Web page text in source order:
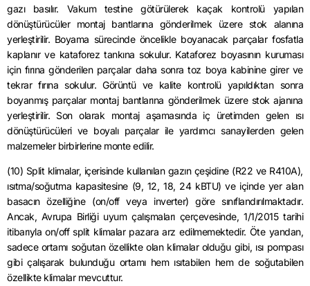
gazı basılır. Vakum testine götürülerek kaçak kontrolü yapılan
dönüştürücüler montaj bantlarına gönderilmek üzere stok alanına
yerleştirilir. Boyama sürecinde öncelikle boyanacak parçalar fosfatla
kaplanır ve kataforez tankına sokulur. Kataforez boyasının kuruması
için fırına gönderilen parçalar daha sonra toz boya kabinine girer ve
tekrar fırına sokulur. Görüntü ve kalite kontrolü yapıldıktan sonra
boyanmış parçalar montaj bantlarına gönderilmek üzere stok ajanına
yerleştirilir. Son olarak montaj aşamasında iç üretimden gelen ısı
dönüştürücüleri ve boyalı parçalar ile yardımcı sanayilerden gelen
malzemeler birbirlerine monte edilir.
(10) Split klimalar, içerisinde kullanılan gazın çeşidine (R22 ve R410A),
ısıtma/soğutma kapasitesine (9, 12, 18, 24 kBTU) ve içinde yer alan
basacın özelliğine (on/off veya inverter) göre sınıflandırılmaktadır.
Ancak, Avrupa Birliği uyum çalışmaları çerçevesinde, 1/1/2015 tarihi
itibarıyla on/off split klimalar pazara arz edilmemektedir. Öte yandan,
sadece ortamı soğutan özellikte olan klimalar olduğu gibi, ısı pompası
gibi çalışarak bulunduğu ortamı hem ısıtabilen hem de soğutabilen
özellikte klimalar mevcuttur.